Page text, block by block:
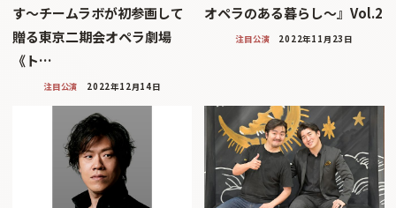
す〜チームラボが初参画して
贈る東京二期会オペラ劇場
《ト…
注目公演 2022年12月14日
オペラのある暮らし〜』Vol.2
注目公演 2022年11月23日